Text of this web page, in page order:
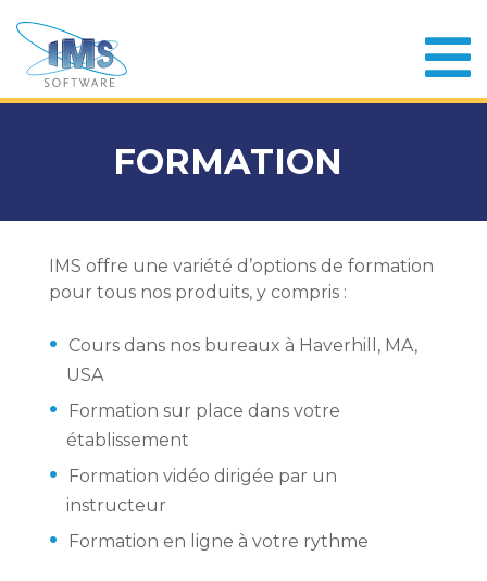
FORMATION
IMS offre une variété d’options de formation
pour tous nos produits, y compris :
Cours dans nos bureaux à Haverhill, MA,
USA
Formation sur place dans votre
établissement
Formation vidéo dirigée par un
instructeur
Formation en ligne à votre rythme